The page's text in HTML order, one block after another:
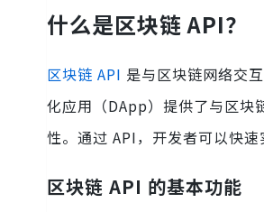
什么是区块链 API？
区块链 API 是与区块链网络交
化应用（DApp）提供了与区块
性。通过 API，开发者可以快
区块链 API 的基本功能